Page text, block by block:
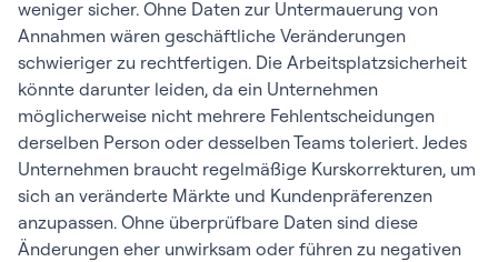
weniger sicher. Ohne Daten zur Untermauerung von
Annahmen wären geschäftliche Veränderungen
schwieriger zu rechtfertigen. Die Arbeitsplatzsicherheit
könnte darunter leiden, da ein Unternehmen
möglicherweise nicht mehrere Fehlentscheidungen
derselben Person oder desselben Teams toleriert. Jedes
Unternehmen braucht regelmäßige Kurskorrekturen, um
sich an veränderte Märkte und Kundenpräferenzen
anzupassen. Ohne überprüfbare Daten sind diese
Änderungen eher unwirksam oder führen zu negativen